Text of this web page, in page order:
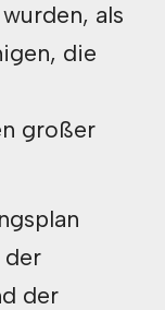
als
die
großer
der
der